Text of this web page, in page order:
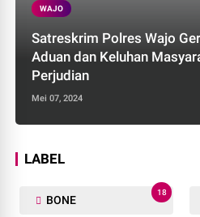
WAJO
Satreskrim Polres Wajo
Aduan dan Keluhan
Perjudian
Mei 07, 2024
LABEL
BONE
18